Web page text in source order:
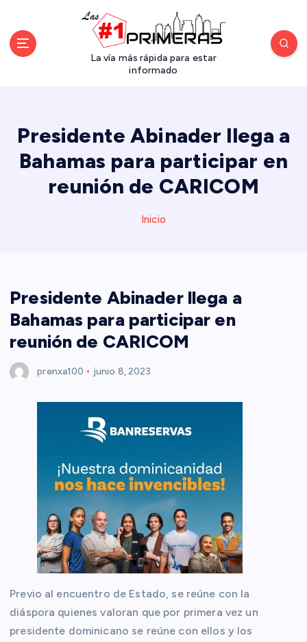
La vía más rápida para estar
informado
Presidente Abinader llega a
Bahamas para participar en
reunión de CARICOM
Inicio
Presidente Abinader llega a
Bahamas para participar en
reunión de CARICOM
prenxa100 junio 8, 2023
Previo al encuentro de Estado, se reúne con la
diáspora quienes valoran que por primera vez un
presidente dominicano se reúne con ellos y los